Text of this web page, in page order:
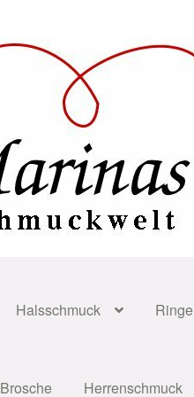
Halsschmuck Ringe
Brosche Herrenschmuck